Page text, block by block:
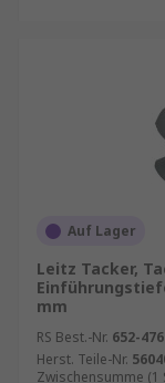
Auf Lager
Leitz Tacker,
mm
RS Best.-Nr. 652-476
Herst. Teile-Nr.
Zwischensumme (1